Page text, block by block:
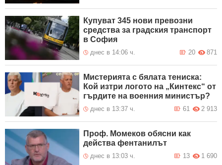
Купуват 345 нови превозни
средства за градския транспорт
в София
днес в 14:06 ч. 871
20
Мистерията с бялата тениска:
Кой изтри логото на „Кинтекс“ от
гърдите на военния министър?
днес в 13:37 ч. 2 913
61
Проф. Момеков обясни как
действа фентанилът
днес в 13:03 ч. 1 690
13